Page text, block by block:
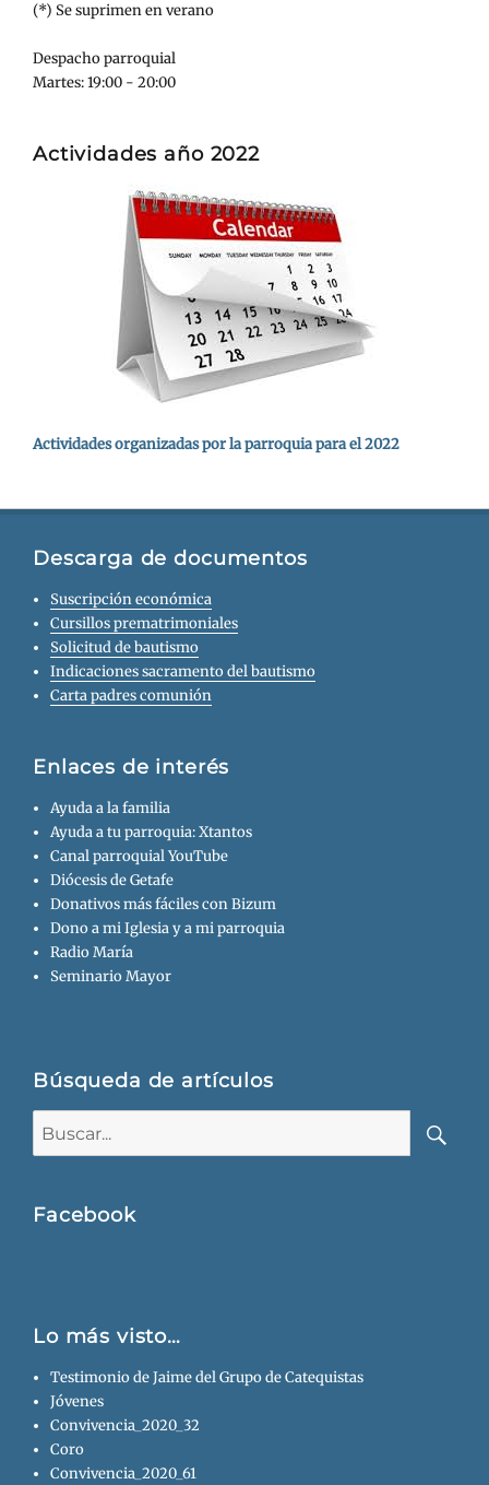
(*) Se suprimen en verano
Despacho parroquial
Martes: 19:00 - 20:00
Actividades año 2022
Actividades organizadas por la parroquia para el 2022
Descarga de documentos
Suscripción económica
Cursillos prematrimoniales
Solicitud de bautismo
Indicaciones sacramento del bautismo
Carta padres comunión
Enlaces de interés
Ayuda a la familia
Ayuda a tu parroquia: Xtantos
Canal parroquial YouTube
Diócesis de Getafe
Donativos más fáciles con Bizum
Dono a mi Iglesia y a mi parroquia
Radio María
Seminario Mayor
Búsqueda de artículos
Facebook
Lo más visto…
Testimonio de Jaime del Grupo de Catequistas
Jóvenes
Convivencia_2020_32
Coro
Convivencia_2020_61